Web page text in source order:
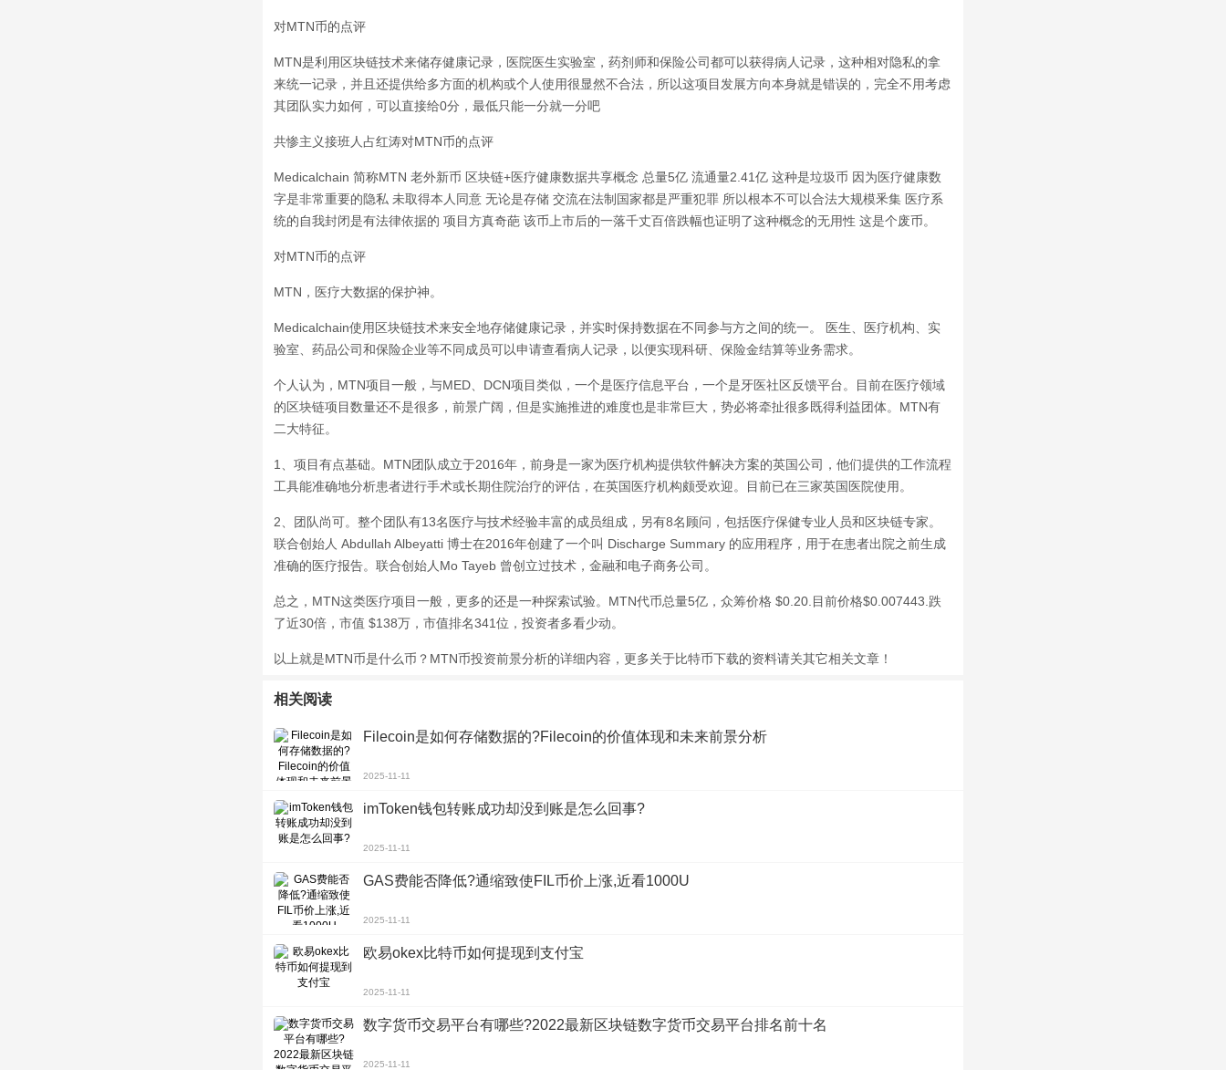
对MTN币的点评
MTN是利用区块链技术来储存健康记录，医院医生实验室，药剂师和保险公司都可以获得病人记录，这种相对隐私的拿
来统一记录，并且还提供给多方面的机构或个人使用很显然不合法，所以这项目发展方向本身就是错误的，完全不用考虑
其团队实力如何，可以直接给0分，最低只能一分就一分吧
共惨主义接班人占红涛对MTN币的点评
Medicalchain 简称MTN 老外新币 区块链+医疗健康数据共享概念 总量5亿 流通量2.41亿 这种是垃圾币 因为医疗健康数
字是非常重要的隐私 未取得本人同意 无论是存储 交流在法制国家都是严重犯罪 所以根本不可以合法大规模釆集 医疗系
统的自我封闭是有法律依据的 项目方真奇葩 该币上市后的一落千丈百倍跌幅也证明了这种概念的无用性 这是个废币。
对MTN币的点评
MTN，医疗大数据的保护神。
Medicalchain使用区块链技术来安全地存储健康记录，并实时保持数据在不同参与方之间的统一。 医生、医疗机构、实
验室、药品公司和保险企业等不同成员可以申请查看病人记录，以便实现科研、保险金结算等业务需求。
个人认为，MTN项目一般，与MED、DCN项目类似，一个是医疗信息平台，一个是牙医社区反馈平台。目前在医疗领域
的区块链项目数量还不是很多，前景广阔，但是实施推进的难度也是非常巨大，势必将牵扯很多既得利益团体。MTN有
二大特征。
1、项目有点基础。MTN团队成立于2016年，前身是一家为医疗机构提供软件解决方案的英国公司，他们提供的工作流程
工具能准确地分析患者进行手术或长期住院治疗的评估，在英国医疗机构颇受欢迎。目前已在三家英国医院使用。
2、团队尚可。整个团队有13名医疗与技术经验丰富的成员组成，另有8名顾问，包括医疗保健专业人员和区块链专家。
联合创始人 Abdullah Albeyatti 博士在2016年创建了一个叫 Discharge Summary 的应用程序，用于在患者出院之前生成
准确的医疗报告。联合创始人Mo Tayeb 曾创立过技术，金融和电子商务公司。
总之，MTN这类医疗项目一般，更多的还是一种探索试验。MTN代币总量5亿，众筹价格 $0.20.目前价格$0.007443.跌
了近30倍，市值 $138万，市值排名341位，投资者多看少动。
以上就是MTN币是什么币？MTN币投资前景分析的详细内容，更多关于比特币下载的资料请关其它相关文章！
相关阅读
Filecoin是如何存储数据的?Filecoin的价值体现和未来前景分析
2025-11-11
imToken钱包转账成功却没到账是怎么回事?
2025-11-11
GAS费能否降低?通缩致使FIL币价上涨,近看1000U
2025-11-11
欧易okex比特币如何提现到支付宝
2025-11-11
数字货币交易平台有哪些?2022最新区块链数字货币交易平台排名前十名
2025-11-11